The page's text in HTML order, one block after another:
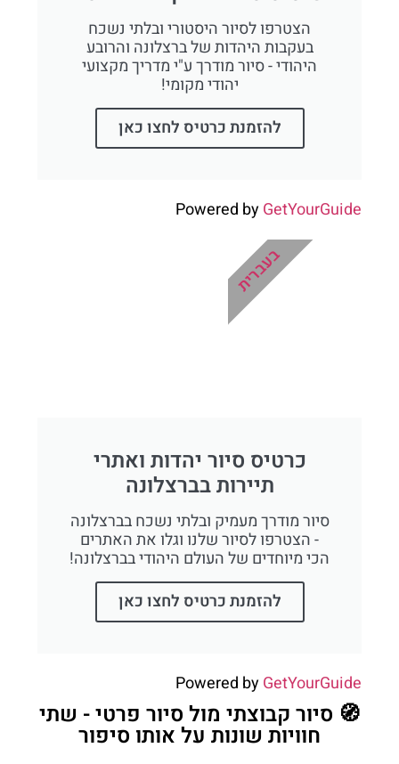
הצטרפו לסיור היסטורי ובלתי נשכח
בעקבות היהדות של ברצלונה והרובע
היהודי - סיור מודרך ע"י מדריך מקצועי
יהודי מקומי!
להזמנת כרטיס לחצו כאן
Powered byGetYourGuide
כרטיס סיור יהדות ואתרי
תיירות בברצלונה
סיור מודרך מעמיק ובלתי נשכח בברצלונה
- הצטרפו לסיור שלנו וגלו את האתרים
הכי מיוחדים של העולם היהודי בברצלונה!
להזמנת כרטיס לחצו כאן
בעברית
Powered byGetYourGuide
🧭 סיור קבוצתי מול סיור פרטי - שתי
חוויות שונות על אותו סיפור